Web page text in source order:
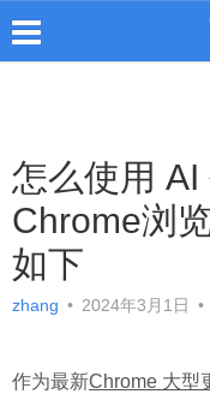
怎么使用 AI
Chrome浏
如下
zhang • 2024年3月1日 •
作为最新Chrome 大型